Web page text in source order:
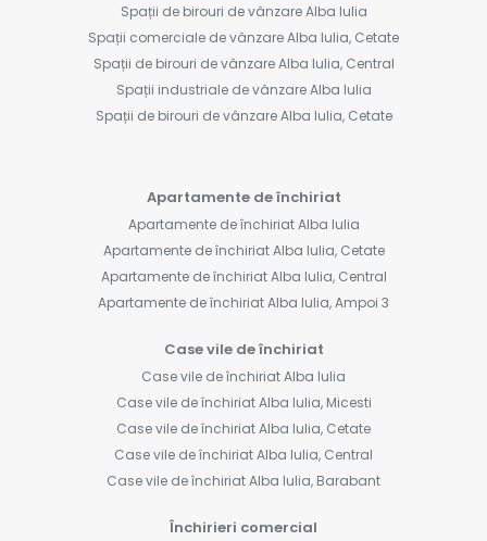
Spații de birouri de vânzare Alba Iulia
Spații comerciale de vânzare Alba Iulia, Cetate
Spații de birouri de vânzare Alba Iulia, Central
Spații industriale de vânzare Alba Iulia
Spații de birouri de vânzare Alba Iulia, Cetate
Apartamente de închiriat
Apartamente de închiriat Alba Iulia
Apartamente de închiriat Alba Iulia, Cetate
Apartamente de închiriat Alba Iulia, Central
Apartamente de închiriat Alba Iulia, Ampoi 3
Case vile de închiriat
Case vile de închiriat Alba Iulia
Case vile de închiriat Alba Iulia, Micesti
Case vile de închiriat Alba Iulia, Cetate
Case vile de închiriat Alba Iulia, Central
Case vile de închiriat Alba Iulia, Barabant
Închirieri comercial